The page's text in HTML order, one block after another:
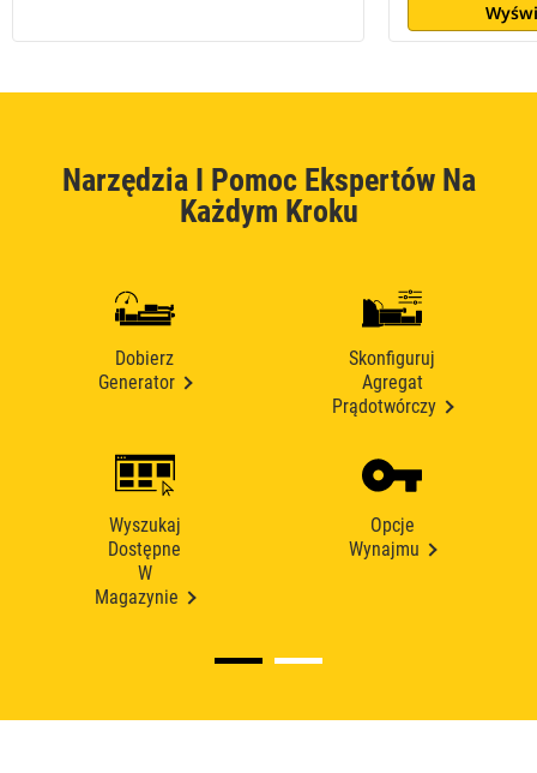
Narzędzia I Pomoc Ekspertów Na
Każdym Kroku
Dobierz
Generator
Skonfiguruj
Agregat
Prądotwórczy
Wyszukaj
Dostępne
W
Magazynie
Opcje
Wynajmu